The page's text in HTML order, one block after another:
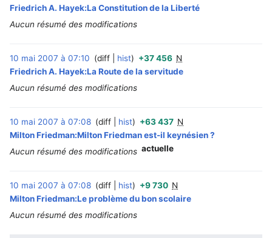
Friedrich A. Hayek:La Constitution de la Liberté
Aucun résumé des modifications
10 mai 2007 à 07:10 diff hist +37 456 N
Friedrich A. Hayek:La Route de la servitude
Aucun résumé des modifications
10 mai 2007 à 07:08 diff hist +63 437 N
Milton Friedman:Milton Friedman est-il keynésien ?
Aucun résumé des modifications actuelle
10 mai 2007 à 07:08 diff hist +9 730 N
Milton Friedman:Le problème du bon scolaire
Aucun résumé des modifications